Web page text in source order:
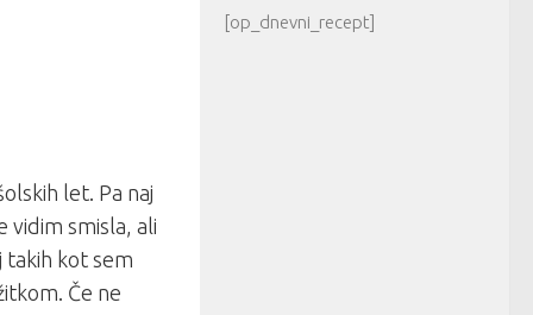
let. Pa naj
vidim smisla, ali
takih kot sem
Če ne
[op_dnevni_recept]